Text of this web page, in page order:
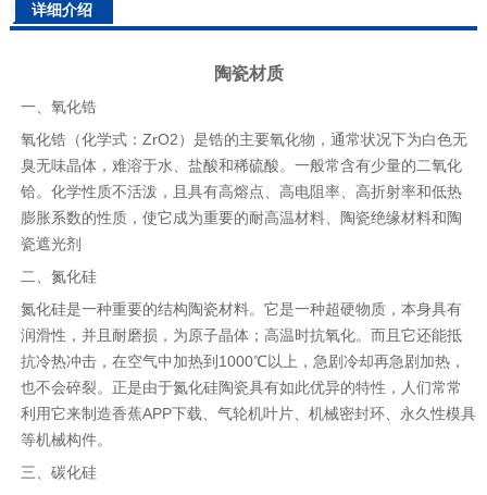
详细介绍
陶瓷材质
一、氧化锆
氧化锆（化学式：ZrO2）是锆的主要氧化物，通常状况下为白色无
臭无味晶体，难溶于水、盐酸和稀硫酸。一般常含有少量的二氧化
铪。化学性质不活泼，且具有高熔点、高电阻率、高折射率和低热
膨胀系数的性质，使它成为重要的耐高温材料、陶瓷绝缘材料和陶
瓷遮光剂
二、氮化硅
氮化硅是一种重要的结构陶瓷材料。它是一种超硬物质，本身具有
润滑性，并且耐磨损，为原子晶体；高温时抗氧化。而且它还能抵
抗冷热冲击，在空气中加热到1000℃以上，急剧冷却再急剧加热，
也不会碎裂。正是由于氮化硅陶瓷具有如此优异的特性，人们常常
利用它来制造香蕉APP下载、气轮机叶片、机械密封环、永久性模具
等机械构件。
三、碳化硅